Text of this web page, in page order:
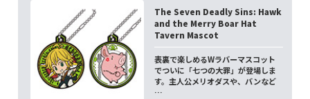
The Seven Deadly Sins: Hawk
and the Merry Boar Hat
Tavern Mascot
表裏で楽しめるWラバーマスコット
でついに「七つの大罪」が登場しま
す。主人公メリオダスや、バンなど
…